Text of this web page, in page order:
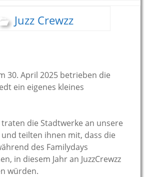
Juzz Crewzz
30. April 2025 betrieben die
ein eigenes kleines
die Stadtwerke an unsere
und teilten ihnen mit, dass die
des Familydays
in diesem Jahr an JuzzCrewzz
würden.